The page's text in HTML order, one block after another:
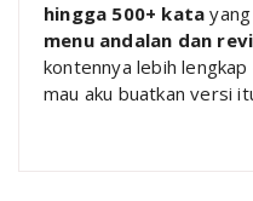
hingga 500+ kata
menu andalan dan
kontennya lebih lengkap
mau aku buatkan versi